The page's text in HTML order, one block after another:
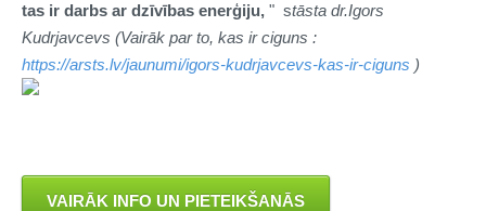
tas ir darbs ar dzīvības enerģiju, " stāsta dr.Igors
Kudrjavcevs (Vairāk par to, kas ir ciguns :
https://arsts.lv/jaunumi/igors-kudrjavcevs-kas-ir-ciguns )
VAIRĀK INFO UN PIETEIKŠANĀS